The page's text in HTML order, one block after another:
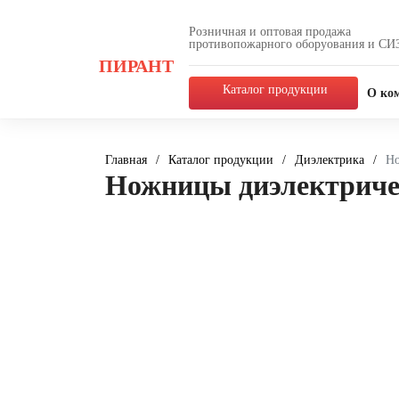
ПИРАНТ
Розничная и оптовая продажа
противопожарного оборуования и
Каталог продукции О
Главная / Каталог продукции / Диэлектрика /
Ножницы